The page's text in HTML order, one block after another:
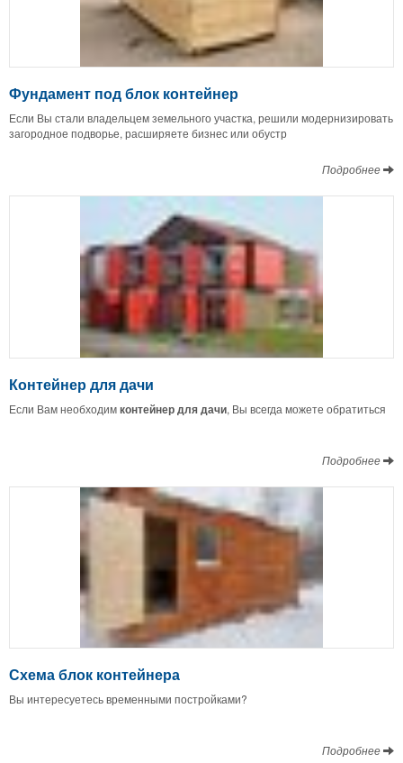
Фундамент под блок контейнер
Если Вы стали владельцем земельного участка, решили модернизировать
загородное подворье, расширяете бизнес или обустр
Подробнее
Контейнер для дачи
Если Вам необходимконтейнердлядачи, Вы всегда можете обратиться
Подробнее
Схема блок контейнера
Вы интересуетесь временными постройками?
Подробнее